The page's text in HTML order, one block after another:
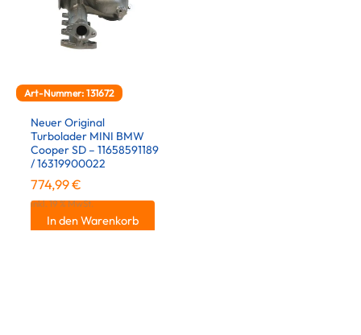
Art-Nummer: 131672
Neuer Original
Turbolader MINI BMW
Cooper SD – 11658591189
/ 16319900022
774,99€
inkl. 19 % MwSt.
In den Warenkorb